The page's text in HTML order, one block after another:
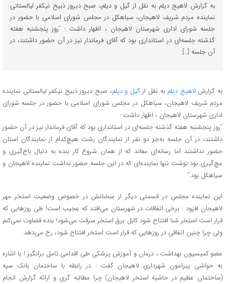
به گزارش لاهیج دیلم به نقل از گیل و دیلم، صبح دیروز ذبیح نیکفر لیالستانی
نماینده مردم شریف لاهیجان، سیاهکل در مجلس شورای اسلامی با حضور در
جلسه شورای اداری شهرستان لاهیجان ، اظهار داشت : “روز پنجشنبه هفته
گذشته جلسه‌ای در استانداری بود که آقای فرماندار نیز در آن حضور داشتند، در
آن جلسه […]
به گزارش لاهیج دیلم به نقل ازگیل و دیلم، صبح دیروز ذبیح نیکفر لیالستانی نماینده
مردم شریف لاهیجان، سیاهکل در مجلس شورای اسلامی با حضور در جلسه شورای
اداری شهرستان لاهیجان ، اظهار داشت :
“روز پنجشنبه هفته گذشته جلسه‌ای در استانداری بود که آقای فرماندار نیز در آن حضور
داشتند، در آن جلسه به‌جز دو نفر از نمایندگان رشت هیچ‌کدام از نمایندگان استان
حضور نداشتند اما رسانه‌ای معاند که از همان شروع کار بنده به دنبال باج‌گیری و
مچ‌گیری بود نوشت تنها نماینده‌ای که در این جلسه حضور نداشت نماینده لاهیجان و
سیاهکل بود.”
این نماینده مجلس در قسمتی دیگر از سخنانش در خصوص وضعیت استخر مهر
لاهیجان افزود : برخی اتفاقات در شهرستان می‌افتد که عجیب است! طی روزهایی که
قرار است استخر شنا افتتاح شود کابل برق استخر سرقت می‌شود! بنده قضاوت نمی‌کنم
ولی چرا چنین اتفاقی در روزهایی که قرار است استخر افتتاح شود، رخ می‌دهد.
عضو کمیسیون بهداشت ، درمان و آموزش پزشکی طی اقدامی تامل برانگیز ! با اشاره
به حواشی پیرامون شهرداری لاهیجان گفت : در رابطه با ساختمان بانک سپه
(ساختمان عظیم در حاشیه استخر لاهیجان) چرا مطالبه گری و ارائه گزارش انجام